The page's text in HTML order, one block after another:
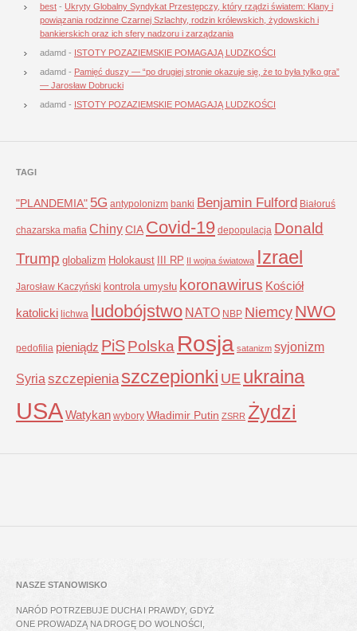
best - Ukryty Globalny Syndykat Przestępczy, który rządzi światem: Klany i
powiązania rodzinne Czarnej Szlachty, rodzin królewskich, żydowskich i
bankierskich oraz ich sfery nadzoru i zarządzania
adamd - ISTOTY POZAZIEMSKIE POMAGAJĄ LUDZKOŚCI
adamd - Pamięć duszy — “po drugiej stronie okazuje się, że to była tylko gra”
— Jarosław Dobrucki
adamd - ISTOTY POZAZIEMSKIE POMAGAJĄ LUDZKOŚCI
TAGI
"PLANDEMIA" 5G antypolonizm banki Benjamin Fulford Białoruś
chazarska mafia ChinyCIA Covid-19 depopulacja Donald
Trump globalizm Holokaust III RP II wojna światowa Izrael
Jarosław Kaczyński kontrola umysłu koronawirus Kościół
katolicki lichwa ludobójstwo NATO NBP NiemcyNWO
pedofilia pieniądz PiSPolska Rosja satanizm syjonizm
Syria szczepienia szczepionki UE ukraina
USAWatykan wybory Władimir Putin ZSRR Żydzi
NASZE STANOWISKO
NARÓD POTRZEBUJE DUCHA I PRAWDY, GDYŻ
ONE PROWADZĄ NA DROGĘ DO WOLNOŚCI,